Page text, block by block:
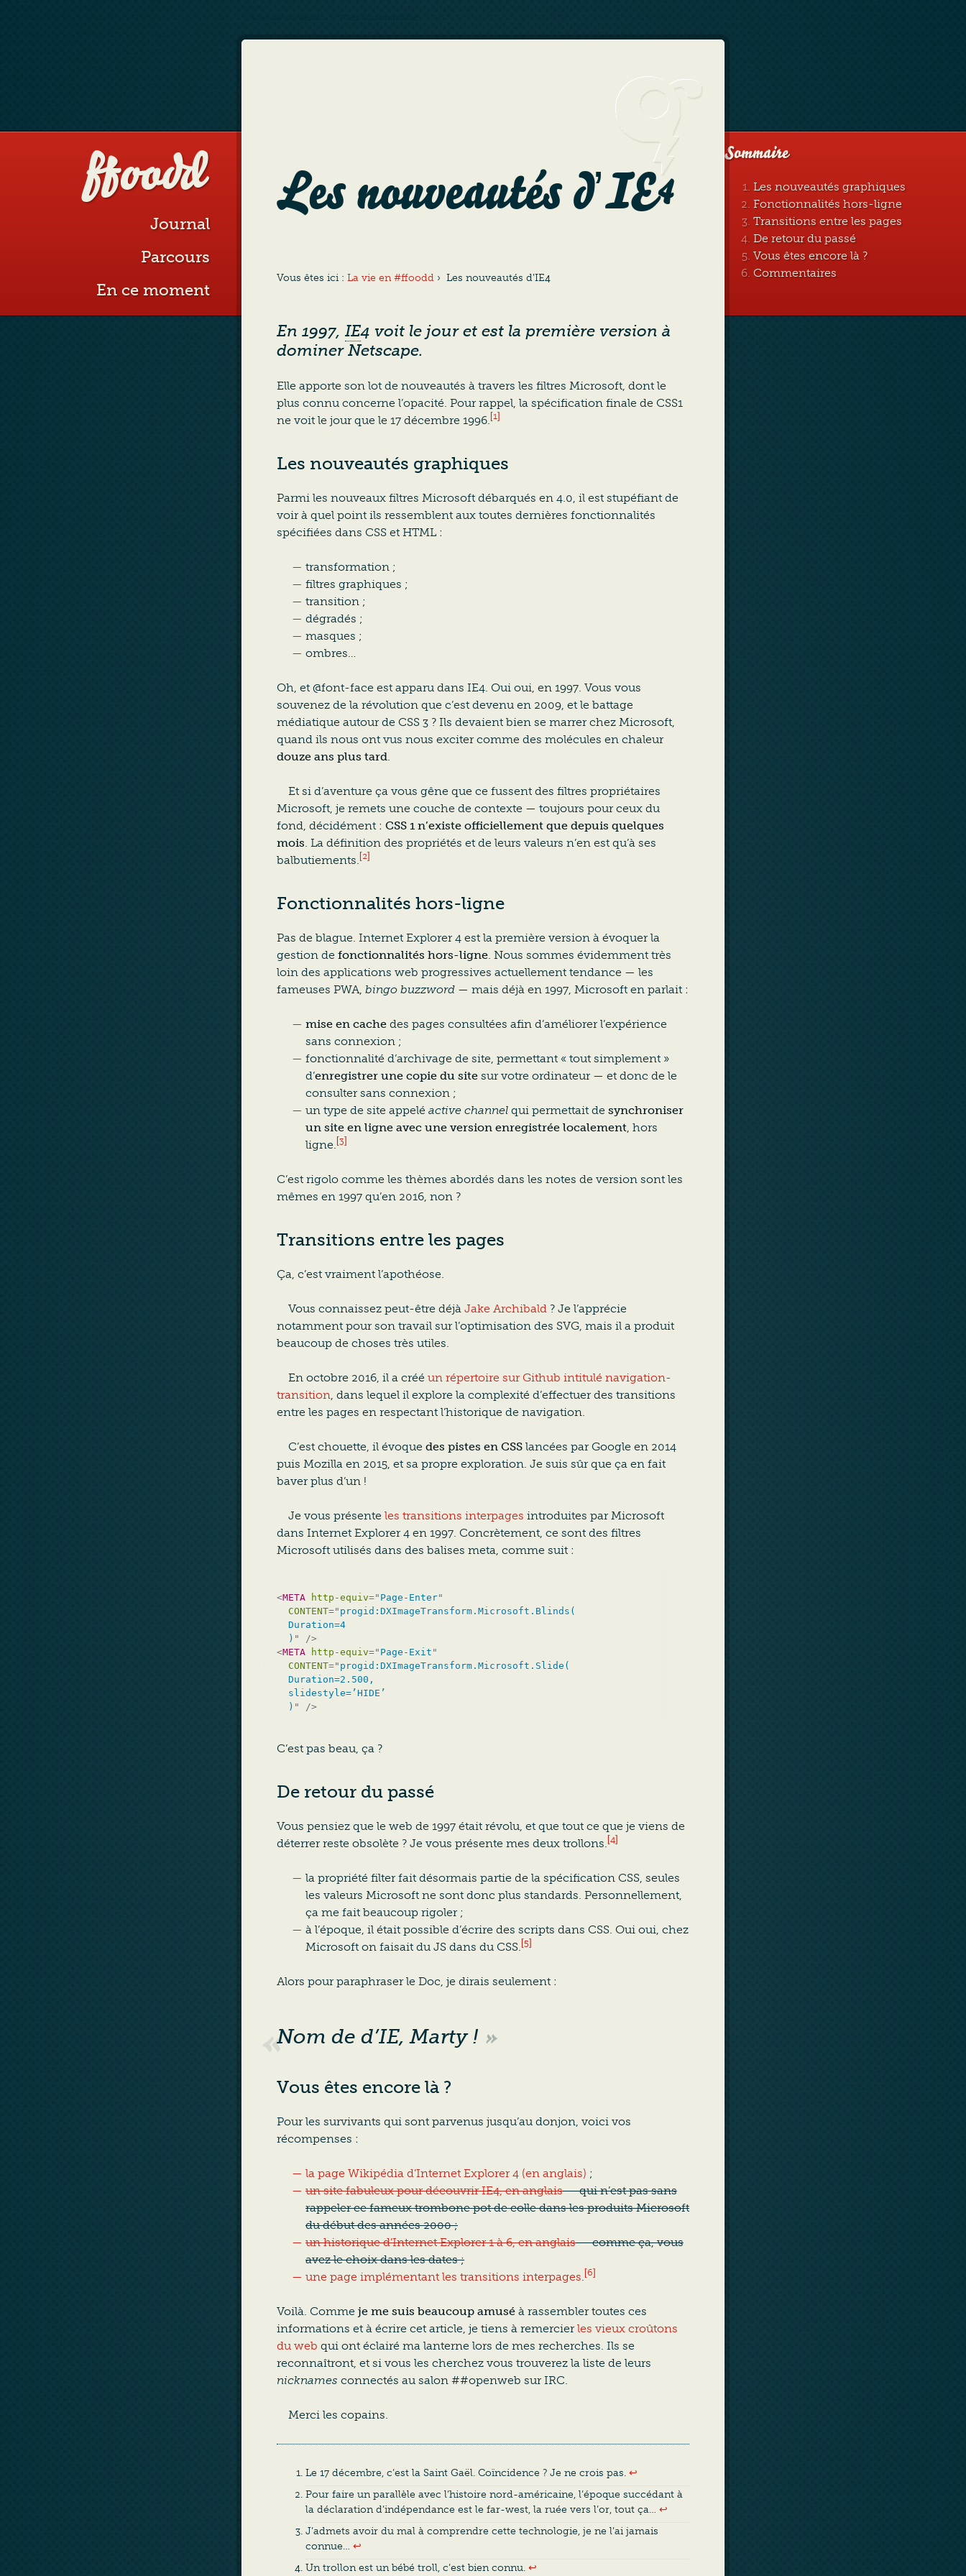
ffoodd
Journal
Parcours
En ce moment
Les nouveautés dʼIE4
Vous êtes ici : La vie en #ffoodd › Les nouveautés dʼIE4
En 1997, IE4 voit le jour et est la première version à
dominer Netscape.
Elle apporte son lot de nouveautés à travers les filtres Microsoft, dont le
plus connu concerne l’opacité. Pour rappel, la spécification finale de CSS1
ne voit le jour que le 17 décembre 1996.[1]
Les nouveautés graphiques
Parmi les nouveaux filtres Microsoft débarqués en 4.0, il est stupéfiant de
voir à quel point ils ressemblent aux toutes dernières fonctionnalités
spécifiées dans CSS et HTML :
transformation ;
filtres graphiques ;
transition ;
dégradés ;
masques ;
ombres…
Oh, et @font-face est apparu dans IE4. Oui oui, en 1997. Vous vous
souvenez de la révolution que c’est devenu en 2009, et le battage
médiatique autour de CSS 3 ? Ils devaient bien se marrer chez Microsoft,
quand ils nous ont vus nous exciter comme des molécules en chaleur
douze ans plus tard.
Et si d’aventure ça vous gêne que ce fussent des filtres propriétaires
Microsoft, je remets une couche de contexte — toujours pour ceux du
fond, décidément : CSS 1 n’existe officiellement que depuis quelques
mois. La définition des propriétés et de leurs valeurs n’en est qu’à ses
balbutiements.[2]
Fonctionnalités hors-ligne
Pas de blague. Internet Explorer 4 est la première version à évoquer la
gestion de fonctionnalités hors-ligne. Nous sommes évidemment très
loin des applications web progressives actuellement tendance — les
fameuses PWA, bingo buzzword — mais déjà en 1997, Microsoft en parlait :
mise en cache des pages consultées afin d’améliorer l’expérience
sans connexion ;
fonctionnalité d’archivage de site, permettant « tout simplement »
d’enregistrer une copie du site sur votre ordinateur — et donc de le
consulter sans connexion ;
un type de site appelé active channel qui permettait de synchroniser
un site en ligne avec une version enregistrée localement, hors
ligne.[3]
C’est rigolo comme les thèmes abordés dans les notes de version sont les
mêmes en 1997 qu’en 2016, non ?
Transitions entre les pages
Ça, c’est vraiment l’apothéose.
Vous connaissez peut-être déjà Jake Archibald ? Je l’apprécie
notamment pour son travail sur l’optimisation des SVG, mais il a produit
beaucoup de choses très utiles.
En octobre 2016, il a créé un répertoire sur Github intitulé navigation-
transition, dans lequel il explore la complexité d’effectuer des transitions
entre les pages en respectant l’historique de navigation.
C’est chouette, il évoque des pistes en CSS lancées par Google en 2014
puis Mozilla en 2015, et sa propre exploration. Je suis sûr que ça en fait
baver plus d’un !
Je vous présente les transitions interpages introduites par Microsoft
dans Internet Explorer 4 en 1997. Concrètement, ce sont des filtres
Microsoft utilisés dans des balises meta, comme suit :
<META http-equiv=" Page-Enter"
CONTENT=" progid:DXImageTransform.Microsoft.Blinds(
  Duration=4
  )
"
/>
<META http-equiv=" Page-Exit "
CONTENT=" progid:DXImageTransform.Microsoft.Slide(
  Duration=2.500,
  slidestyle=’HIDE’
  )
" />
C’est pas beau, ça ?
De retour du passé
Vous pensiez que le web de 1997 était révolu, et que tout ce que je viens de
déterrer reste obsolète ? Je vous présente mes deux trollons.[4]
la propriété filterfait désormais partie de la spécification CSS, seules
les valeurs Microsoft ne sont donc plus standards. Personnellement,
ça me fait beaucoup rigoler ;
à l’époque, il était possible d’écrire des scripts dans CSS. Oui oui, chez
Microsoft on faisait du JS dans du CSS.[5]
Alors pour paraphraser le Doc, je dirais seulement :
Nom de d’IE, Marty !
Vous êtes encore là ?
Pour les survivants qui sont parvenus jusqu’au donjon, voici vos
récompenses :
la page Wikipédia d’Internet Explorer 4 (en anglais) ;
un site fabuleux pour découvrir IE4, en anglais— qui n’est pas sans
rappeler ce fameux trombone pot de colle dans les produits Microsoft
du début des années 2000 ;
un historique d’Internet Explorer 1 à 6, en anglais— comme ça, vous
avez le choix dans les dates ;
une page implémentant les transitions interpages.[6]
Voilà. Comme je me suis beaucoup amusé à rassembler toutes ces
informations et à écrire cet article, je tiens à remercierles vieux croûtons
du web qui ont éclairé ma lanterne lors de mes recherches. Ils se
reconnaîtront, et si vous les cherchez vous trouverez la liste de leurs
nicknames connectés au salon ##openweb sur IRC.
Merci les copains.
Le 17 décembre, c’est la Saint Gaël. Coïncidence ? Je ne crois pas. ↩︎
Pour faire un parallèle avec l’histoire nord-américaine, l’époque succédant à
la déclaration d’indépendance est le far-west, la ruée vers l’or, tout ça… ↩︎
J’admets avoir du mal à comprendre cette technologie, je ne l’ai jamais
connue… ↩︎
Un trollon est un bébé troll, c’est bien connu. ↩︎
Sommaire
Les nouveautés graphiques
Fonctionnalités hors-ligne
Transitions entre les pages
De retour du passé
Vous êtes encore là ?
Commentaires